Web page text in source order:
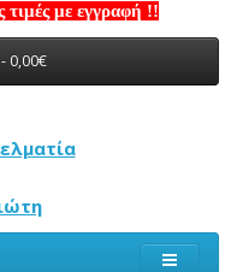
τιμές με εγγραφή !!
0,00€